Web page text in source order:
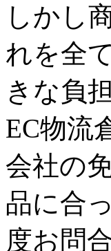
しかし
れを全
きな負
EC物流
会社の
品に合
度お問